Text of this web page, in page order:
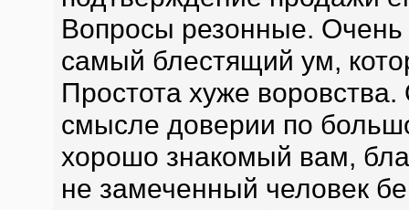
Вопросы резонные.
самый блестящий ум,
Простота хуже
смысле доверии по
хорошо знакомый вам,
не замеченный человек